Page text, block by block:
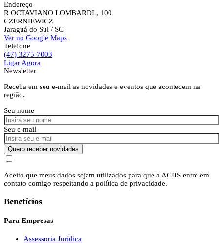
Endereço
R OCTAVIANO LOMBARDI , 100
CZERNIEWICZ
Jaraguá do Sul / SC
Ver no Google Maps
Telefone
(47) 3275-7003
Ligar Agora
Newsletter
Receba em seu e-mail as novidades e eventos que acontecem na
região.
Seu nome
Seu e-mail
Quero receber novidades
Aceito que meus dados sejam utilizados para que a ACIJS entre em
contato comigo respeitando a política de privacidade.
Benefícios
Para Empresas
Assessoria Jurídica